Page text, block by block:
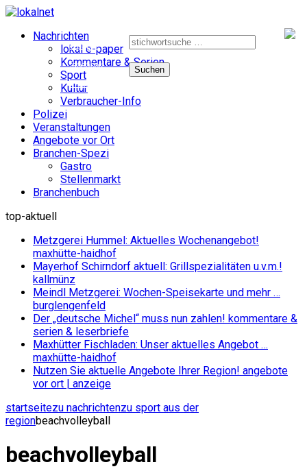
nach:
e-paper
facebook
instagram
Nachrichten
lokal e-paper
Kommentare & Serien
Sport
Kultur
Verbraucher-Info
Polizei
Veranstaltungen
Angebote vor Ort
Branchen-Spezi
Gastro
Stellenmarkt
Branchenbuch
top-aktuell
Metzgerei Hummel: Aktuelles Wochenangebot!
maxhütte-haidhof
Mayerhof Schirndorf aktuell: Grillspezialitäten u.v.m.!
kallmünz
Meindl Metzgerei: Wochen-Speisekarte und mehr …
burglengenfeld
Der „deutsche Michel“ muss nun zahlen! kommentare &
serien & leserbriefe
Maxhütter Fischladen: Unser aktuelles Angebot …
maxhütte-haidhof
Nutzen Sie aktuelle Angebote Ihrer Region! angebote
vor ort | anzeige
startseitezu nachrichtenzu sport aus der
regionbeachvolleyball
beachvolleyball